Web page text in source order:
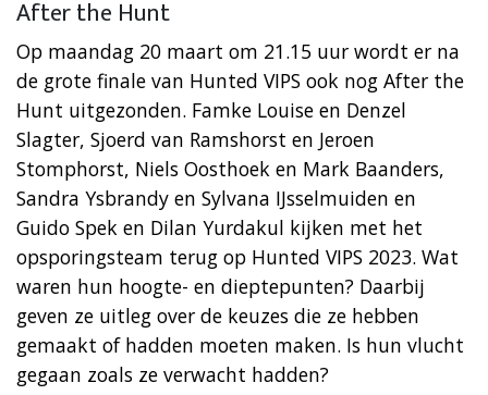
After the Hunt
Op maandag 20 maart om 21.15 uur wordt er na
de grote finale van Hunted VIPS ook nog After the
Hunt uitgezonden. Famke Louise en Denzel
Slagter, Sjoerd van Ramshorst en Jeroen
Stomphorst, Niels Oosthoek en Mark Baanders,
Sandra Ysbrandy en Sylvana IJsselmuiden en
Guido Spek en Dilan Yurdakul kijken met het
opsporingsteam terug op Hunted VIPS 2023. Wat
waren hun hoogte- en dieptepunten? Daarbij
geven ze uitleg over de keuzes die ze hebben
gemaakt of hadden moeten maken. Is hun vlucht
gegaan zoals ze verwacht hadden?